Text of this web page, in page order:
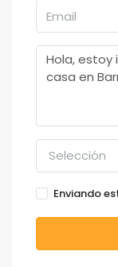
Selección
Enviando